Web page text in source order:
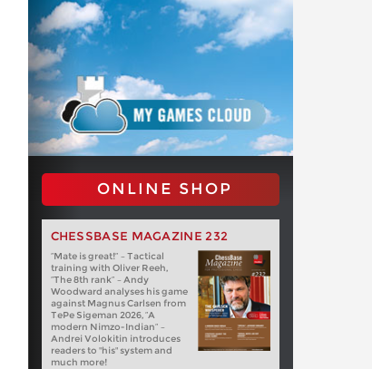
ONLINE SHOP
CHESSBASE MAGAZINE 232
“Mate is great!” – Tactical
training with Oliver Reeh,
“The 8th rank” – Andy
Woodward analyses his game
against Magnus Carlsen from
TePe Sigeman 2026, “A
modern Nimzo-Indian” –
Andrei Volokitin introduces
readers to "his" system and
much more!